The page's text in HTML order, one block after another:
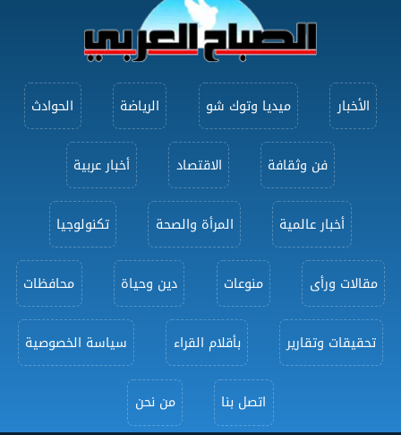
الأخبار ميديا وتوك شو الرياضة الحوادث
فن وثقافة الاقتصاد أخبار عربية
أخبار عالمية المرأة والصحة تكنولوجيا
مقالات ورأى منوعات دين وحياة محافظات
تحقيقات وتقارير بأقلام القراء سياسة الخصوصية
اتصل بنا من نحن